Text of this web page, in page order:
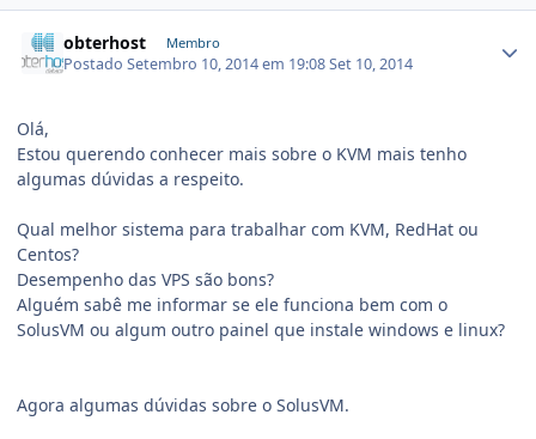
obterhost Membro
PostadoSetembro 10, 2014 em 19:08Set 10, 2014
Olá,
Estou querendo conhecer mais sobre o KVM mais tenho
algumas dúvidas a respeito.
Qual melhor sistema para trabalhar com KVM, RedHat ou
Centos?
Desempenho das VPS são bons?
Alguém sabê me informar se ele funciona bem com o
SolusVM ou algum outro painel que instale windows e linux?
Agora algumas dúvidas sobre o SolusVM.